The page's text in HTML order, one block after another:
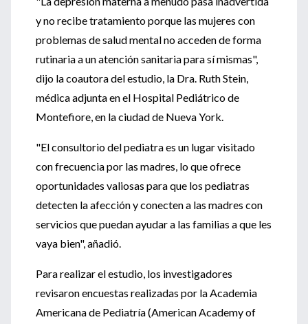
y no recibe tratamiento porque las mujeres con
problemas de salud mental no acceden de forma
rutinaria a un atención sanitaria para sí mismas",
dijo la coautora del estudio, la Dra. Ruth Stein,
médica adjunta en el Hospital Pediátrico de
Montefiore, en la ciudad de Nueva York.
"El consultorio del pediatra es un lugar visitado
con frecuencia por las madres, lo que ofrece
oportunidades valiosas para que los pediatras
detecten la afección y conecten a las madres con
servicios que puedan ayudar a las familias a que les
vaya bien", añadió.
Para realizar el estudio, los investigadores
revisaron encuestas realizadas por la Academia
Americana de Pediatría (American Academy of